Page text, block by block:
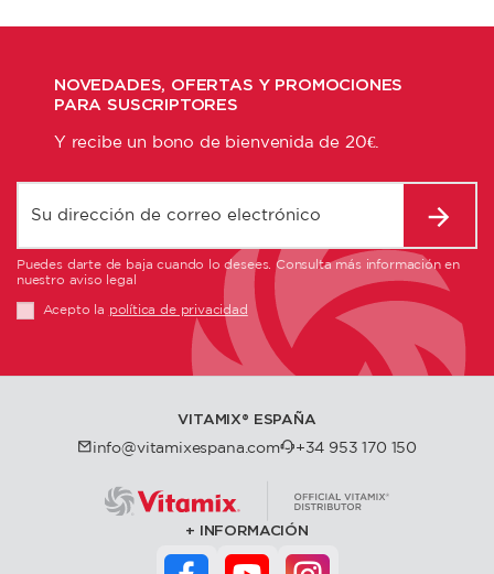
NOVEDADES, OFERTAS Y PROMOCIONES
PARA SUSCRIPTORES
Y recibe un bono de bienvenida de 20€.
Puedes darte de baja cuando lo desees. Consulta más información en
nuestro aviso legal
Acepto la política de privacidad
VITAMIX®️ ESPAÑA
info@vitamixespana.com +34 953 170 150
INFORMACIÓN